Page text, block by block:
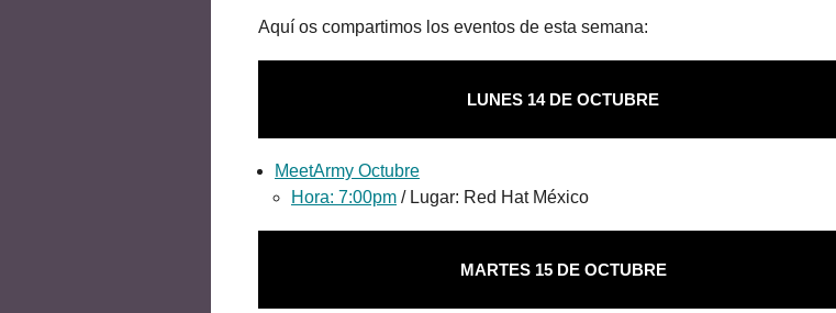
Aquí os compartimos los eventos de esta semana:
LUNES 14 DE OCTUBRE
MeetArmy Octubre
Hora: 7:00pm / Lugar: Red Hat México
MARTES 15 DE OCTUBRE